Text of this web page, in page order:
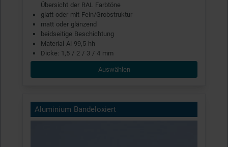
Übersicht der RAL Farbtöne
glatt oder mit Fein/Grobstruktur
matt oder glänzend
beidseitige Beschichtung
Material Al 99,5 hh
Dicke: 1,5 / 2 / 3 / 4 mm
Auswählen
Aluminium Bandeloxiert